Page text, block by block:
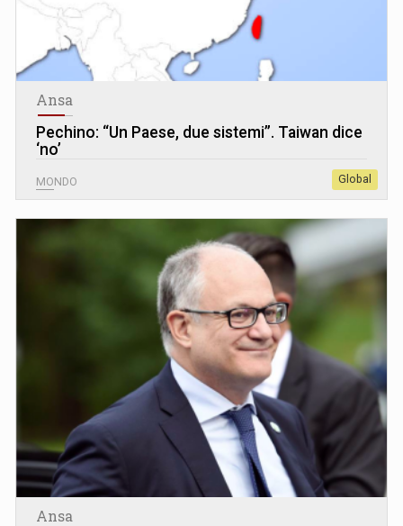
Ansa
Pechino: “Un Paese, due sistemi”. Taiwan dice
‘no’
MONDO Global
Ansa